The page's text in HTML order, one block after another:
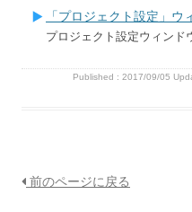
「プロジェクト設定」ウ
プロジェクト設定ウィンド
Published : 2017/09/05
前のページに戻る